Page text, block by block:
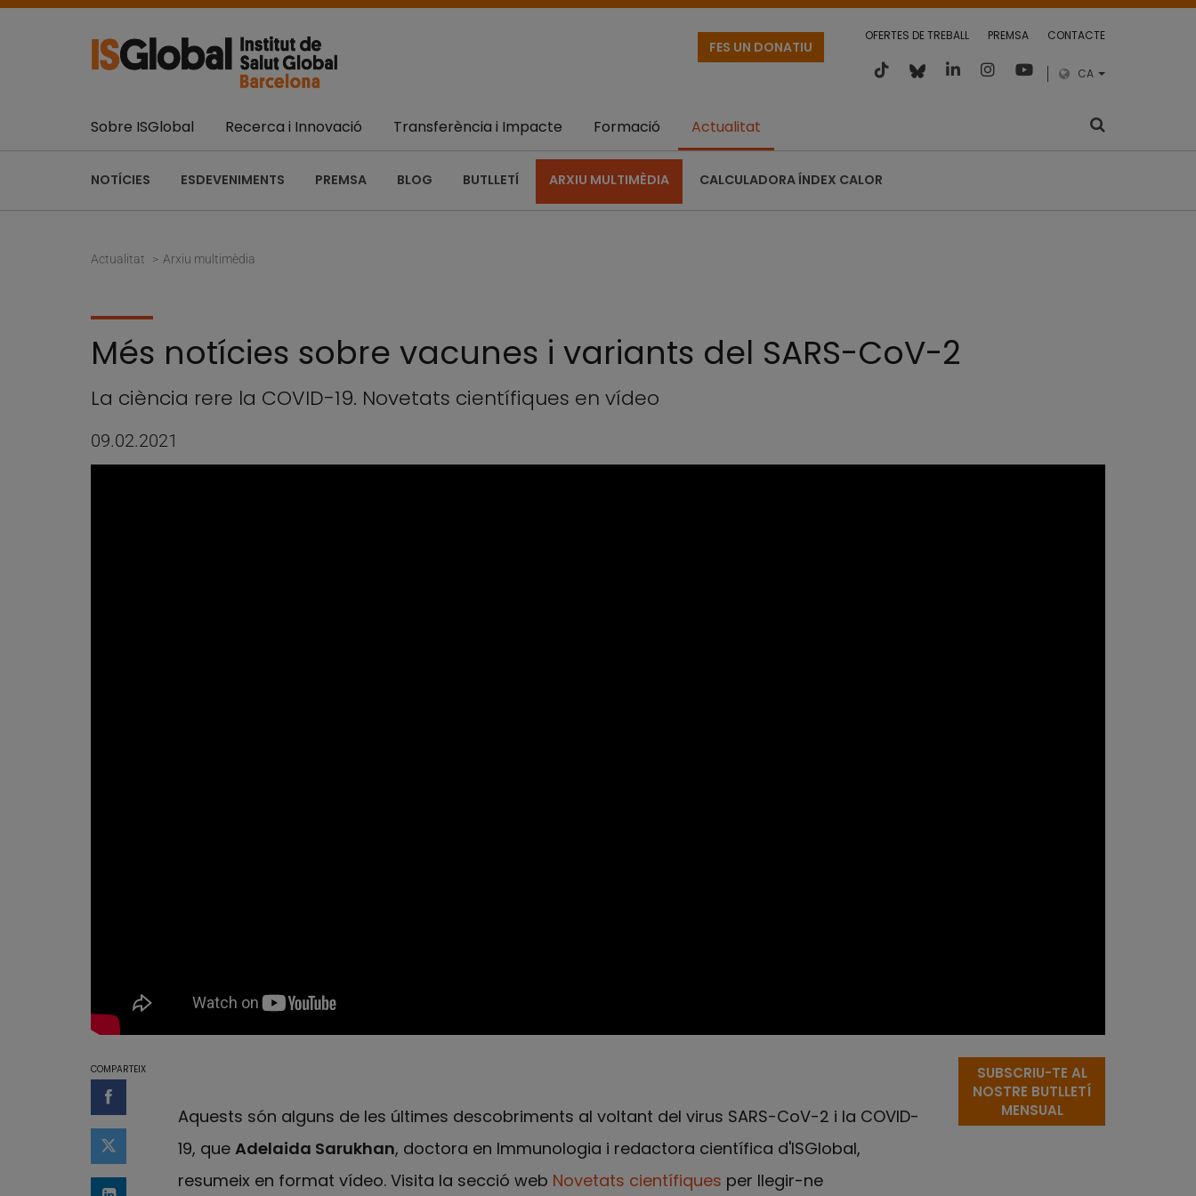
OFERTES DE TREBALL PREMSA CONTACTE
CA
FES UN DONATIU
Sobre ISGlobal Recerca i Innovació Transferència i Impacte Formació Actualitat
NOTÍCIES ESDEVENIMENTS PREMSA BLOG BUTLLETÍ ARXIU MULTIMÈDIA CALCULADORA ÍNDEX CALOR
Actualitat Arxiu multimèdia
Més notícies sobre vacunes i variants del SARS-CoV-2
La ciència rere la COVID-19. Novetats científiques en vídeo
09.02.2021
COMPARTEIX
Compartir a Facebook
Compartir a Twitter
Aquests són alguns de les últimes descobriments al voltant del virus SARS-CoV-2 i la COVID-
19, que Adelaida Sarukhan, doctora en Immunologia i redactora científica d'ISGlobal,
resumeix en format vídeo. Visita la secció web Novetats científiques per llegir-ne
SUBSCRIU-TE AL
NOSTRE BUTLLETÍ
MENSUAL